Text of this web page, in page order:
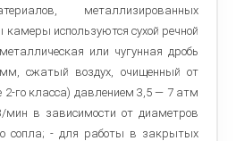
металлизированных
используются сухой речной
или чугунная дробь
сжатый воздух, очищенный от
го класса) давлением 3,5 — 7 атм
в зависимости от диаметров
сопла; - для работы в закрытых